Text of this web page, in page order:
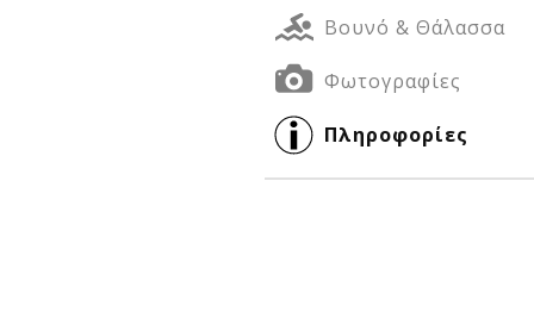
Βουνό & Θάλασσα
Φωτογραφίες
Πληροφορίες